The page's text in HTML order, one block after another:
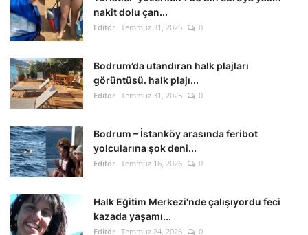
nakit dolu çan...
Editör Temmuz 31, 2026 0
Bodrum’da utandıran halk plajları
görüntüsü. halk plajı...
Editör Temmuz 31, 2026 0
Bodrum – İstanköy arasında feribot
yolcularına şok deni...
Editör Temmuz 16, 2026 0
Halk Eğitim Merkezi'nde çalışıyordu feci
kazada yaşamı...
Editör Temmuz 24, 2026 0